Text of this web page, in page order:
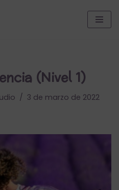
(Nivel 1)
3 de marzo de 2022